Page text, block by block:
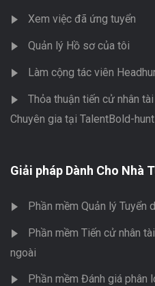
Xem việc đã ứng tuyển
Quản lý Hồ sơ của tôi
Làm cộng tác viên
Thỏa thuận tiến cử nhân
Chuyên gia tại TalentBold-
Giải pháp Dành Cho Nhà
Phần mềm Quản lý Tuyển
Phần mềm Tiến cử nhân
ngoài
Phần mềm Đánh giá phân